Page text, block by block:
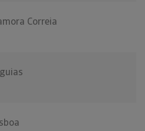
Correia